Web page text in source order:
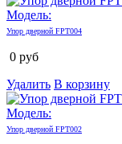
Модель:
Упор дверной FPT004
0 руб
Удалить В корзину
Модель:
Упор дверной FPT002